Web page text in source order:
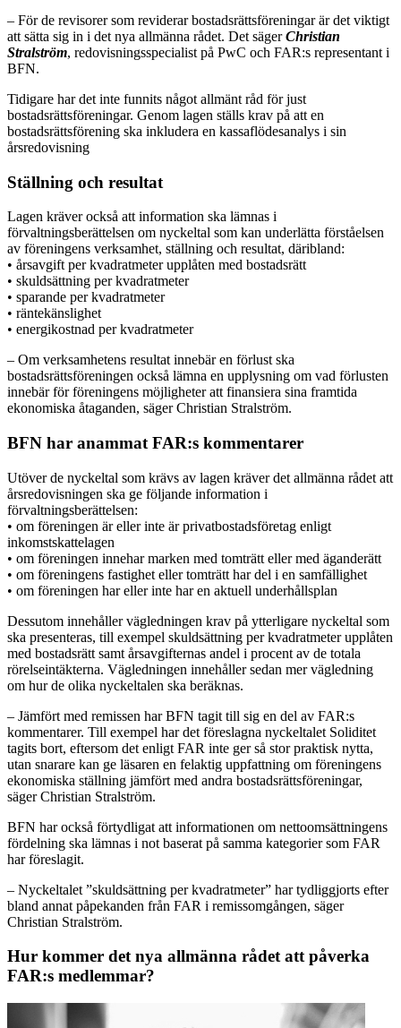
– För de revisorer som reviderar bostadsrättsföreningar är det viktigt
att sätta sig in i det nya allmänna rådet. Det sägerChristian
Stralström, redovisningsspecialist på PwC och FAR:s representant i
BFN.
Tidigare har det inte funnits något allmänt råd för just
bostadsrättsföreningar. Genom lagen ställs krav på att en
bostadsrättsförening ska inkludera en kassaflödesanalys i sin
årsredovisning
Ställning och resultat
Lagen kräver också att information ska lämnas i
förvaltningsberättelsen om nyckeltal som kan underlätta förståelsen
av föreningens verksamhet, ställning och resultat, däribland:
• årsavgift per kvadratmeter upplåten med bostadsrätt
• skuldsättning per kvadratmeter
• sparande per kvadratmeter
• räntekänslighet
• energikostnad per kvadratmeter
– Om verksamhetens resultat innebär en förlust ska
bostadsrättsföreningen också lämna en upplysning om vad förlusten
innebär för föreningens möjligheter att finansiera sina framtida
ekonomiska åtaganden, säger Christian Stralström.
BFN har anammat FAR:s kommentarer
Utöver de nyckeltal som krävs av lagen kräver det allmänna rådet att
årsredovisningen ska ge följande information i
förvaltningsberättelsen:
• om föreningen är eller inte är privatbostadsföretag enligt
inkomstskattelagen
• om föreningen innehar marken med tomträtt eller med äganderätt
• om föreningens fastighet eller tomträtt har del i en samfällighet
• om föreningen har eller inte har en aktuell underhållsplan
Dessutom innehåller vägledningen krav på ytterligare nyckeltal som
ska presenteras, till exempel skuldsättning per kvadratmeter upplåten
med bostadsrätt samt årsavgifternas andel i procent av de totala
rörelseintäkterna. Vägledningen innehåller sedan mer vägledning
om hur de olika nyckeltalen ska beräknas.
– Jämfört med remissen har BFN tagit till sig en del av FAR:s
kommentarer. Till exempel har det föreslagna nyckeltalet Soliditet
tagits bort, eftersom det enligt FAR inte ger så stor praktisk nytta,
utan snarare kan ge läsaren en felaktig uppfattning om föreningens
ekonomiska ställning jämfört med andra bostadsrättsföreningar,
säger Christian Stralström.
BFN har också förtydligat att informationen om nettoomsättningens
fördelning ska lämnas i not baserat på samma kategorier som FAR
har föreslagit.
– Nyckeltalet ”skuldsättning per kvadratmeter” har tydliggjorts efter
bland annat påpekanden från FAR i remissomgången, säger
Christian Stralström.
Hur kommer det nya allmänna rådet att påverka
FAR:s medlemmar?